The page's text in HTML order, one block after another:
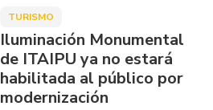
TURISMO
Iluminación Monumental
de ITAIPU ya no estará
habilitada al público por
modernización